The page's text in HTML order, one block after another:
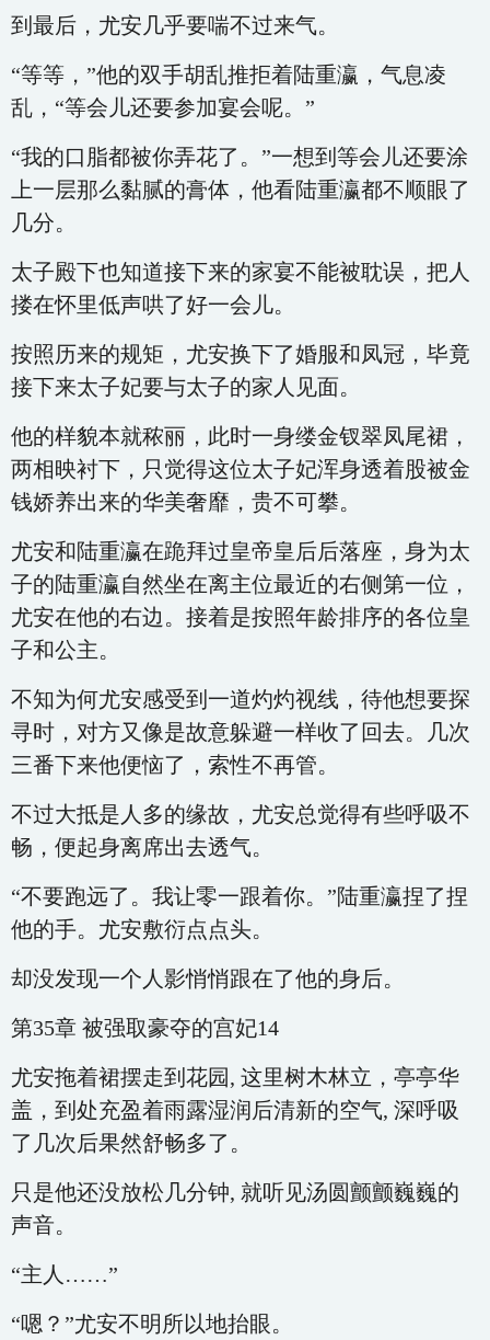
到最后，尤安几乎要喘不过来气。
“等等，”他的双手胡乱推拒着陆重瀛，气息凌
乱，“等会儿还要参加宴会呢。”
“我的口脂都被你弄花了。”一想到等会儿还要涂
上一层那么黏腻的膏体，他看陆重瀛都不顺眼了
几分。
太子殿下也知道接下来的家宴不能被耽误，把人
搂在怀里低声哄了好一会儿。
按照历来的规矩，尤安换下了婚服和凤冠，毕竟
接下来太子妃要与太子的家人见面。
他的样貌本就秾丽，此时一身缕金钗翠凤尾裙，
两相映衬下，只觉得这位太子妃浑身透着股被金
钱娇养出来的华美奢靡，贵不可攀。
尤安和陆重瀛在跪拜过皇帝皇后后落座，身为太
子的陆重瀛自然坐在离主位最近的右侧第一位，
尤安在他的右边。接着是按照年龄排序的各位皇
子和公主。
不知为何尤安感受到一道灼灼视线，待他想要探
寻时，对方又像是故意躲避一样收了回去。几次
三番下来他便恼了，索性不再管。
不过大抵是人多的缘故，尤安总觉得有些呼吸不
畅，便起身离席出去透气。
“不要跑远了。我让零一跟着你。”陆重瀛捏了捏
他的手。尤安敷衍点点头。
却没发现一个人影悄悄跟在了他的身后。
第35章 被强取豪夺的宫妃14
尤安拖着裙摆走到花园, 这里树木林立，亭亭华
盖，到处充盈着雨露湿润后清新的空气, 深呼吸
了几次后果然舒畅多了。
只是他还没放松几分钟, 就听见汤圆颤颤巍巍的
声音。
“主人……”
“嗯？”尤安不明所以地抬眼。